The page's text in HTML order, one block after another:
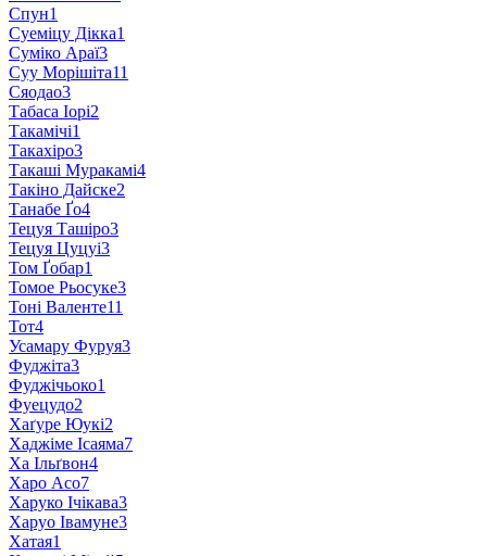
Спун1
Суеміцу Дікка1
Суміко Араї3
Суу Морішіта11
Сяодао3
Табаса Іорі2
Такамічі1
Такахіро3
Такаші Муракамі4
Такіно Дайске2
Танабе Ґо4
Тецуя Ташіро3
Тецуя Цуцуі3
Том Ґобар1
Томое Рьосуке3
Тоні Валенте11
Тот4
Усамару Фуруя3
Фуджіта3
Фуджічьоко1
Фуецудо2
Хаґуре Юукі2
Хаджіме Ісаяма7
Ха Ільґвон4
Харо Асо7
Харуко Ічікава3
Харуо Івамуне3
Хатая1